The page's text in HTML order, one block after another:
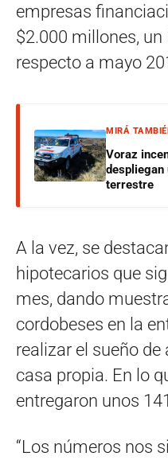
empresas
$2.000 millones, un
respecto a mayo
MIRÁ
Voraz
despliegan
terrestre
A la vez, se
hipotecarios que
mes, dando
cordobeses en la
realizar el sueño
casa propia. En lo
entregaron unos
“Los números nos